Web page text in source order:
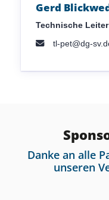
Gerd
Technische Leiter
tl-pet@dg-
Danke an alle
unseren